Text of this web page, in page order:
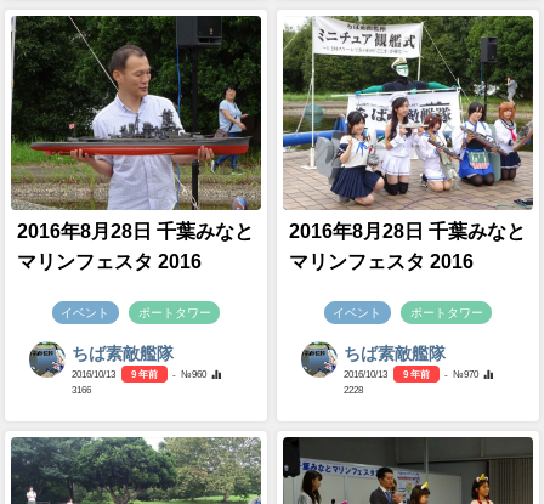
2016年8月28日 千葉みなと
マリンフェスタ 2016
イベント ポートタワー
ちば素敵艦隊
2016/10/13 9 年前
- №960
3166
2016年8月28日 千葉みなと
マリンフェスタ 2016
イベント ポートタワー
ちば素敵艦隊
2016/10/13 9 年前
- №970
2228